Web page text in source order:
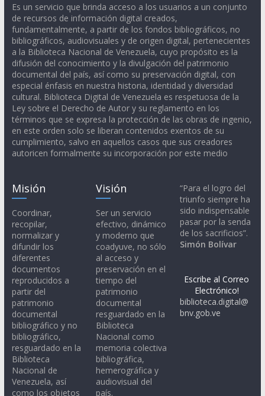
Es un servicio que brinda acceso a los usuarios a un conjunto
de recursos de información digital creados,
fundamentalmente, a partir de los fondos bibliográficos, no
bibliográficos, audiovisuales y de origen digital, pertenecientes
a la Biblioteca Nacional de Venezuela, cuyo propósito es la
difusión del conocimiento y la divulgación del patrimonio
documental del país, así como su preservación digital, con
especial énfasis en nuestra historia, identidad y diversidad
cultural. Biblioteca Digital de Venezuela es respetuosa de la
Ley sobre el Derecho de Autor y su reglamento en los
términos que se expresa la protección de las obras de ingenio,
en este orden solo se liberan contenidos exentos de su
cumplimiento, salvo en aquellos casos que sus creadores
autoricen formalmente su incorporación por este medio
Misión
Coordinar,
recopilar,
normalizar y
difundir los
diferentes
documentos
reproducidos a
partir del
patrimonio
documental
bibliográfico y no
bibliográfico,
resguardado en la
Biblioteca
Nacional de
Venezuela, así
como los objetos
Visión
Ser un servicio
efectivo, dinámico
y moderno que
coadyuve, no sólo
al acceso y
preservación en el
tiempo del
patrimonio
documental
resguardado en la
Biblioteca
Nacional como
memoria colectiva
bibliográfica,
hemerográfica y
audiovisual del
país.
“Para el logro del
triunfo siempre ha
sido indispensable
pasar por la senda
de los sacrificios”.
Simón Bolívar
Escribe al Correo
Electrónico!
biblioteca.digital@
bnv.gob.ve